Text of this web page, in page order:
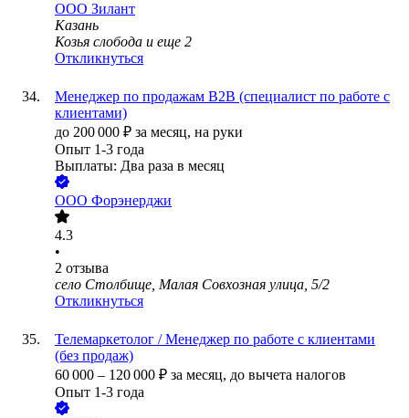
ООО Зилант
Казань
Козья слобода и еще 2
Откликнуться
Менеджер по продажам B2B (специалист по работе с
клиентами)
до 200 000 ₽ за месяц, на руки
Опыт 1-3 года
Выплаты: Два раза в месяц
ООО Форэнерджи
4.3
•
2 отзыва
село Столбище, Малая Совхозная улица, 5/2
Откликнуться
Телемаркетолог / Менеджер по работе с клиентами
(без продаж)
60 000 – 120 000 ₽ за месяц, до вычета налогов
Опыт 1-3 года